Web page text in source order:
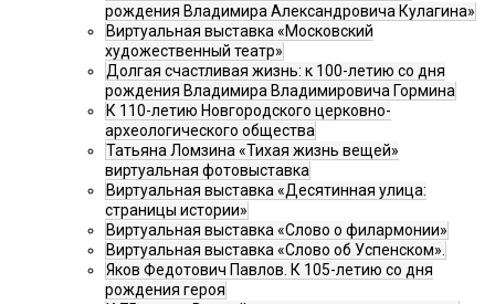
рождения Владимира Александровича Кулагина»
Виртуальная выставка «Московский
художественный театр»
Долгая счастливая жизнь: к 100-летию со дня
рождения Владимира Владимировича Гормина
К 110-летию Новгородского церковно-
археологического общества
Татьяна Ломзина «Тихая жизнь вещей»
виртуальная фотовыставка
Виртуальная выставка «Десятинная улица:
страницы истории»
Виртуальная выставка «Слово о филармонии»
Виртуальная выставка «Слово об Успенском».
Яков Федотович Павлов. К 105-летию со дня
рождения героя